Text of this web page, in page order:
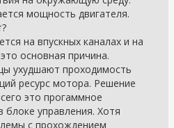
мощность двигателя.
на впускных каналах и на
основная причина.
ухудшают проходимость
ресурс мотора. Решение
это прогаммное
блоке управления. Хотя
с прохождением